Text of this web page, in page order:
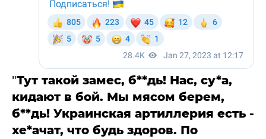
"Тут такой замес, б**дь! Нас, су*а,
кидают в бой. Мы мясом берем,
б**дь! Украинская артиллерия есть -
хе*ачат, что будь здоров. По